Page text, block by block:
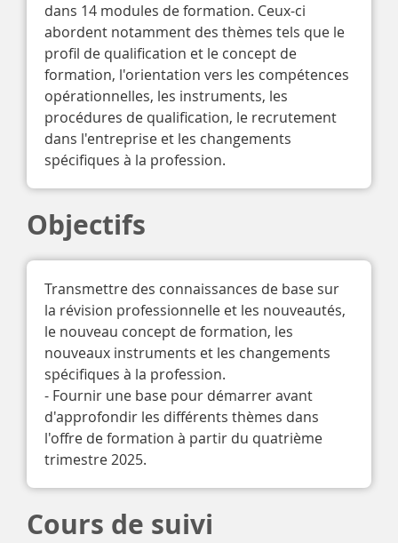
dans 14 modules de formation. Ceux-ci
abordent notamment des thèmes tels que le
profil de qualification et le concept de
formation, l'orientation vers les compétences
opérationnelles, les instruments, les
procédures de qualification, le recrutement
dans l'entreprise et les changements
spécifiques à la profession.
Objectifs
Transmettre des connaissances de base sur
la révision professionnelle et les nouveautés,
le nouveau concept de formation, les
nouveaux instruments et les changements
spécifiques à la profession. ​
- Fournir une base pour démarrer avant
d'approfondir les différents thèmes dans
l'offre de formation à partir du quatrième
trimestre 2025.
Cours de suivi